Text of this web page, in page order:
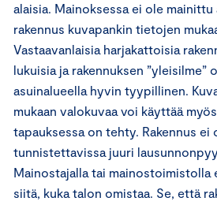
alaisia. Mainoksessa ei ole
rakennus kuvapankin tietojen
Vastaavanlaisia harjakattoisia
lukuisia ja rakennuksen ”yleisilme”
asuinalueella hyvin tyypillinen.
mukaan valokuvaa voi käyttää
tapauksessa on tehty. Rakennus ei
tunnistettavissa juuri
Mainostajalla tai
siitä, kuka talon omistaa. Se, että